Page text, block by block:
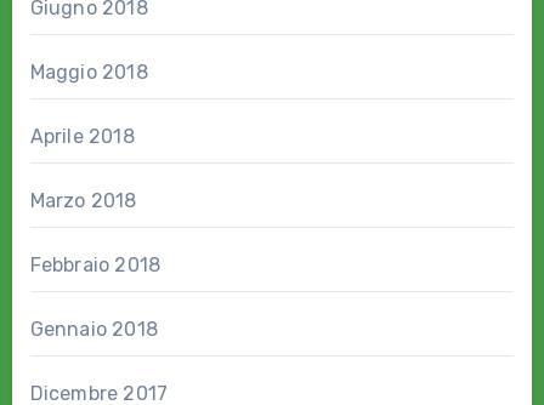
Giugno 2018
Maggio 2018
Aprile 2018
Marzo 2018
Febbraio 2018
Gennaio 2018
Dicembre 2017